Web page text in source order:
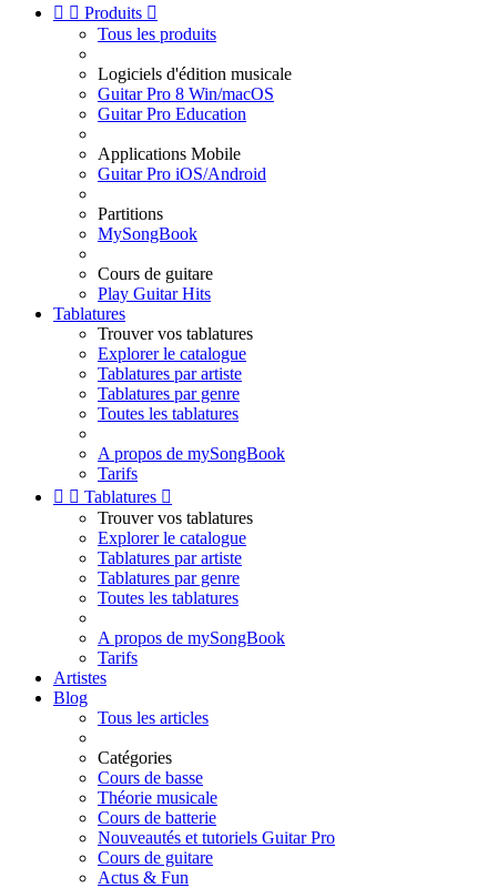
  Produits 
Tous les produits
Logiciels d'édition musicale
Guitar Pro 8 Win/macOS
Guitar Pro Education
Applications Mobile
Guitar Pro iOS/Android
Partitions
MySongBook
Cours de guitare
Play Guitar Hits
Tablatures
Trouver vos tablatures
Explorer le catalogue
Tablatures par artiste
Tablatures par genre
Toutes les tablatures
A propos de mySongBook
Tarifs
  Tablatures 
Trouver vos tablatures
Explorer le catalogue
Tablatures par artiste
Tablatures par genre
Toutes les tablatures
A propos de mySongBook
Tarifs
Artistes
Blog
Tous les articles
Catégories
Cours de basse
Théorie musicale
Cours de batterie
Nouveautés et tutoriels Guitar Pro
Cours de guitare
Actus & Fun